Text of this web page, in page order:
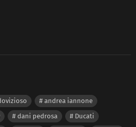
andrea iannone
dani pedrosa
Ducati